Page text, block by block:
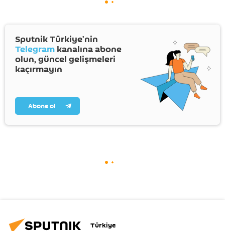
Sputnik Türkiye’nin
Telegram kanalına abone
olun, güncel gelişmeleri
kaçırmayın
Abone ol
Türkiye